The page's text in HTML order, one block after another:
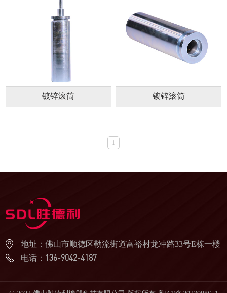
镀锌滚筒 镀锌滚筒
1
地址：佛山市顺德区勒流街道富裕村龙冲路33号E栋一楼
电话： 136-9042-4187